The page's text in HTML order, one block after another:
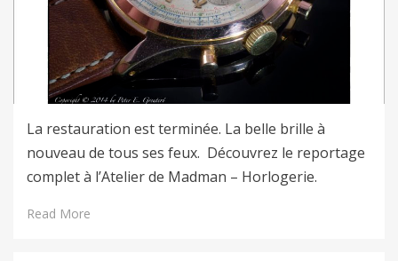
La restauration est terminée. La belle brille à
nouveau de tous ses feux. Découvrez le reportage
complet à l’Atelier de Madman – Horlogerie.
Read More